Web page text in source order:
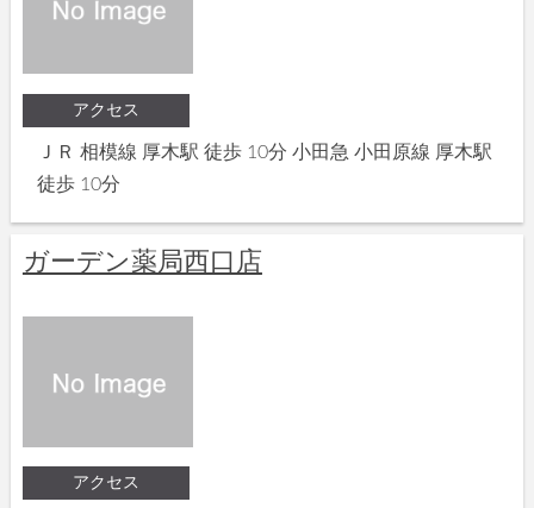
アクセス
ＪＲ 相模線 厚木駅 徒歩 10分 小田急 小田原線 厚木駅
徒歩 10分
ガーデン薬局西口店
アクセス